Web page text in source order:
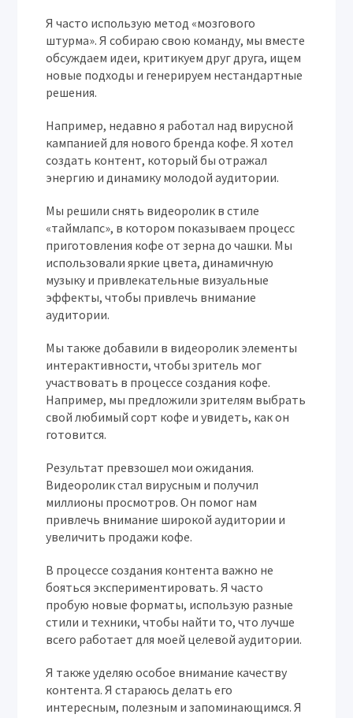
Я часто использую метод «мозгового
штурма». Я собираю свою команду, мы вместе
обсуждаем идеи, критикуем друг друга, ищем
новые подходы и генерируем нестандартные
решения.
Например, недавно я работал над вирусной
кампанией для нового бренда кофе. Я хотел
создать контент, который бы отражал
энергию и динамику молодой аудитории.
Мы решили снять видеоролик в стиле
«таймлапс», в котором показываем процесс
приготовления кофе от зерна до чашки. Мы
использовали яркие цвета, динамичную
музыку и привлекательные визуальные
эффекты, чтобы привлечь внимание
аудитории.
Мы также добавили в видеоролик элементы
интерактивности, чтобы зритель мог
участвовать в процессе создания кофе.
Например, мы предложили зрителям выбрать
свой любимый сорт кофе и увидеть, как он
готовится.
Результат превзошел мои ожидания.
Видеоролик стал вирусным и получил
миллионы просмотров. Он помог нам
привлечь внимание широкой аудитории и
увеличить продажи кофе.
В процессе создания контента важно не
бояться экспериментировать. Я часто
пробую новые форматы, использую разные
стили и техники, чтобы найти то, что лучше
всего работает для моей целевой аудитории.
Я также уделяю особое внимание качеству
контента. Я стараюсь делать его
интересным, полезным и запоминающимся. Я